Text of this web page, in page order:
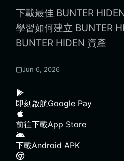
Español (Argentina)
下載最佳 BUNTER
學習如何建立 BUNTER
BUNTER HIDEN 資產
Jun 6, 2026
即刻啟航Google Pay
前往下載App Store
下載Android APK